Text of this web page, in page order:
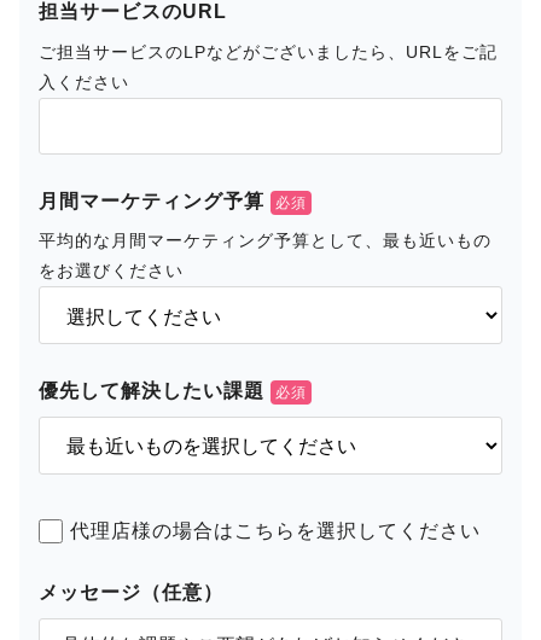
担当サービスのURL
ご担当サービスのLPなどがございましたら、URLをご記
入ください
月間マーケティング予算
平均的な月間マーケティング予算として、最も近いもの
をお選びください
優先して解決したい課題
代理店様の場合はこちらを選択してください
メッセージ（任意）